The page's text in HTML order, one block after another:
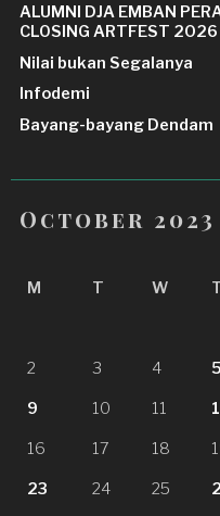
ALUMNI DJA EMBAN
CLOSING ARTFEST 2026
Nilai bukan Segalanya
Infodemi
Bayang-bayang Dendam
October 2023
M T W
2 3 4 5
9 10 11
16 17 18
23 24 25